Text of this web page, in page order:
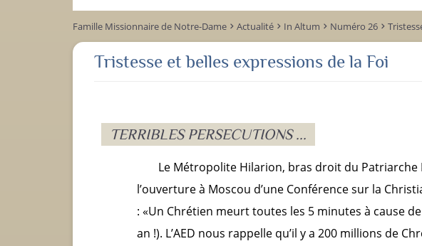
Famille Missionnaire de Notre-Dame keyboard_arrow_right Actualité keyboard_arrow_right In Altum keyboard_arrow_right Numéro 26 keyboard_arrow_right
Tristesse et belles expressions de la Foi
TERRIBLES PERSECUTIONS ...
Le Métropolite Hilarion, bras droit du Patriarche
l’ouverture à Moscou d’une Conférence sur la
: «Un Chrétien meurt toutes les 5 minutes à cause
an !). L’AED nous rappelle qu’il y a 200 millions de